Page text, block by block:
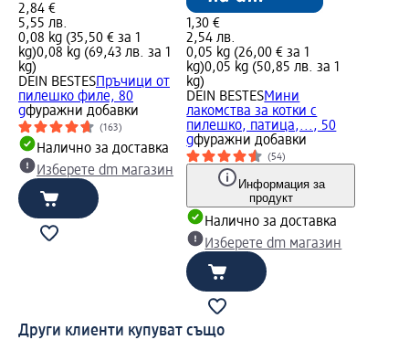
2,84 €
5,55 лв.
0,08 kg (35,50 € за 1
kg)0,08 kg (69,43 лв. за 1
kg)
DEIN BESTES Пръчици от
пилешко филе, 80
gфуражни добавки
(163)
Налично за доставка
Изберете dm магазин
1,30 €
2,54 лв.
0,05 kg (26,00 € за 1
kg)0,05 kg (50,85 лв. за 1
kg)
DEIN BESTESМини
лакомства за котки с
пилешко, патица,..., 50
gфуражни добавки
(54)
Информация за
продукт
Налично за доставка
Изберете dm магазин
Други клиенти купуват също